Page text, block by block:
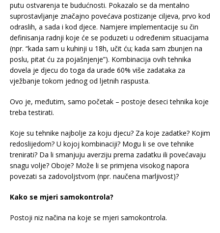
putu ostvarenja te budućnosti. Pokazalo se da mentalno
suprostavljanje značajno povećava postizanje ciljeva, prvo kod
odraslih, a sada i kod djece. Namjere implementacije su čin
definisanja radnji koje će se poduzeti u određenim situacijama
(npr. “kada sam u kuhinji u 18h, učit ću; kada sam zbunjen na
poslu, pitat ću za pojašnjenje”). Kombinacija ovih tehnika
dovela je djecu do toga da urade 60% više zadataka za
vježbanje tokom jednog od ljetnih raspusta.
Ovo je, međutim, samo početak – postoje deseci tehnika koje
treba testirati.
Koje su tehnike najbolje za koju djecu? Za koje zadatke? Kojim
redoslijedom? U kojoj kombinaciji? Mogu li se ove tehnike
trenirati? Da li smanjuju averziju prema zadatku ili povećavaju
snagu volje? Oboje? Može li se primjena visokog napora
povezati sa zadovoljstvom (npr. naučena marljivost)?
Kako se mjeri samokontrola?
Postoji niz načina na koje se mjeri samokontrola.